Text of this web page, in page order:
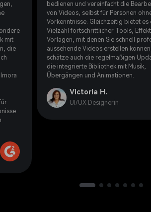
mit
die
bedienen und vereinfacht die
von Videos, selbst für Personen
Vorkenntnisse. Gleichzeitig bietet es
Vielzahl fortschrittlicher Tools,
Vorlagen, mit denen Sie schnell
aussehende Videos erstellen
schätze auch die regelmäßigen
die integrierte Bibliothek mit Musik,
Übergängen und Animationen.
Victoria H.
UI/UX Designerin